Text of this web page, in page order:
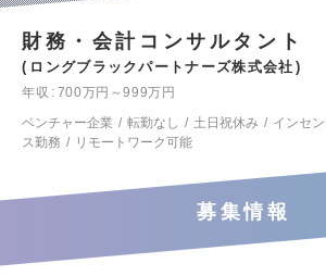
財務・会計コンサルタント
ロングブラックパートナーズ株式会社
年収
700万円～999万円
ベンチャー企業
転勤なし 土日祝休み インセ
ス勤務
リモートワーク可能
募集情報